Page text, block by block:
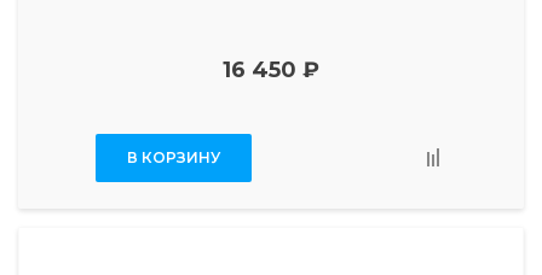
16 450 ₽
В КОРЗИНУ